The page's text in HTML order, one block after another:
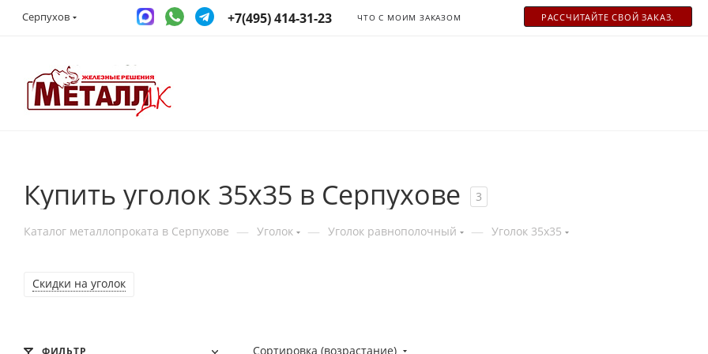
Серпухов +7(495) 414-31-23 ЧТО С МОИМ ЗАКАЗОМ РАСCЧИТАЙТЕ СВОЙ ЗАКАЗ.
Купить уголок 35x35 в Серпухове 3
Каталог металлопроката в Серпухове — Уголок — Уголок равнополочный — Уголок 35x35
Cкидки на уголок
Сортировка (возрастание)
ФИЛЬТР